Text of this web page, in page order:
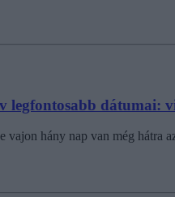
legfontosabb dátumai:
vajon hány nap van még